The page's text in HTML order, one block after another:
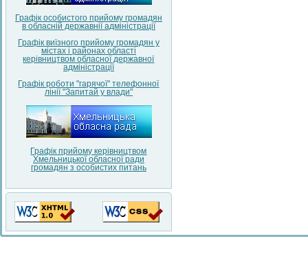
Графік особистого прийому громадян
в обласній державнії адміністрації
Графік виїзного прийому громадян у
містах і районах області
керівництвом обласної державної
адміністрації
Графік роботи "гарячої" телефонної
лінії "Запитай у влади"
Графік прийому керівництвом
Хмельницької обласної ради
громадян з особистих питань